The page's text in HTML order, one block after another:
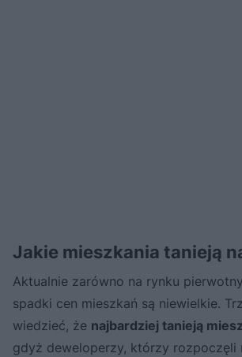
Jakie mieszkania tanieją
Aktualnie zarówno na rynku
spadki cen mieszkań są niewielkie.
wiedzieć, że najbardziej tanieją
gdyż deweloperzy, którzy rozpoczęli